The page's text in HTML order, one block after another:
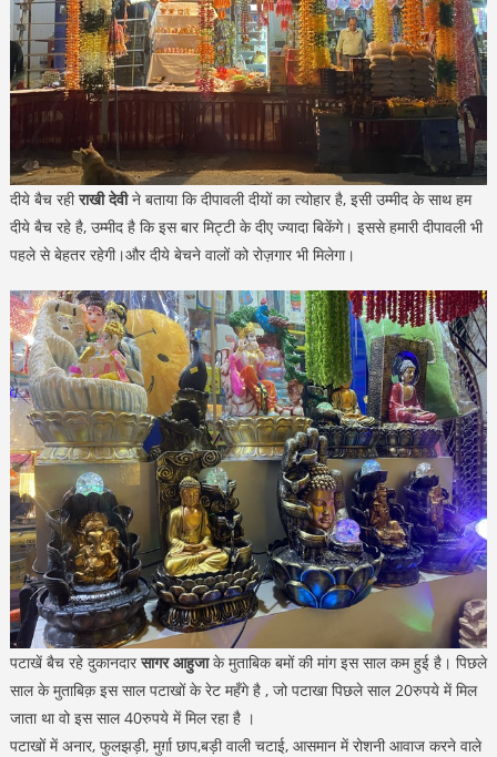
दीये बैच रहीराखी देवीने बताया कि दीपावली दीयों का त्योहार है, इसी उम्मीद के साथ हम
दीये बैच रहे है, उम्मीद है कि इस बार मिट्टी के दीए ज्यादा बिकेंगे। इससे हमारी दीपावली भी
पहले से बेहतर रहेगी।और दीये बेचने वालों को रोज़गार भी मिलेगा।
पटाखें बैच रहे दुकानदारसागर आहुजाके मुताबिक बमों की मांग इस साल कम हुई है। पिछले
साल के मुताबिक़ इस साल पटाखों के रेट महँगे है , जो पटाखा पिछले साल 20रुपये में मिल
जाता था वो इस साल 40रुपये में मिल रहा है ।
पटाखों में अनार, फुलझड़ी, मुर्ग़ा छाप,बड़ी वाली चटाई, आसमान में रोशनी आवाज करने वाले